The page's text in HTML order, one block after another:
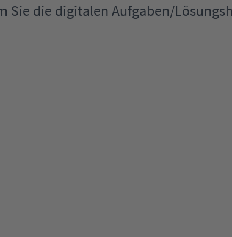
Sie die digitalen Aufgaben/